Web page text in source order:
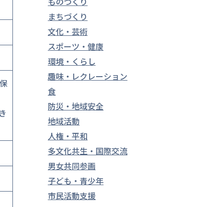
まちづくり
文化・芸術
スポーツ・健康
環境・くらし
趣味・レクレーション
食
防災・地域安全
地域活動
人権・平和
多文化共生・国際交流
男女共同参画
子ども・青少年
市民活動支援